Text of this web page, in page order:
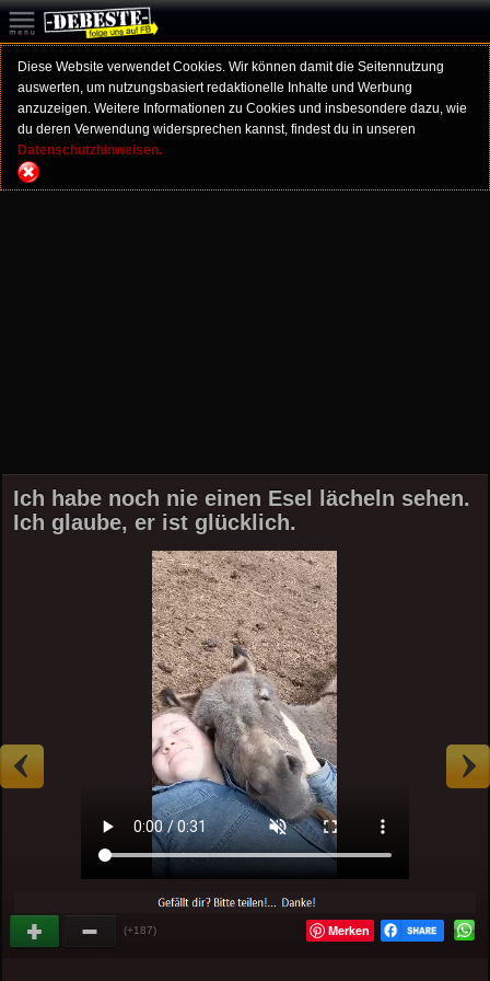
Diese Website verwendet Cookies. Wir können damit die Seitennutzung
auswerten, um nutzungsbasiert redaktionelle Inhalte und Werbung
anzuzeigen. Weitere Informationen zu Cookies und insbesondere dazu, wie
du deren Verwendung widersprechen kannst, findest du in unseren
Datenschutzhinweisen.
Ich habe noch nie einen Esel lächeln sehen.
Ich glaube, er ist glücklich.
(+187) Merken